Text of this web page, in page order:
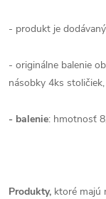
- produkt je
- originálne balenie
násobky 4ks
- balenie: hmotnosť
Produkty, ktoré majú